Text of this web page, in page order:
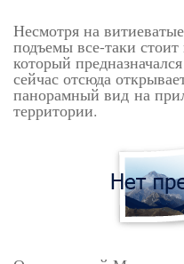
Несмотря на
подъемы все-таки
который
сейчас отсюда
панорамный вид на
территории.